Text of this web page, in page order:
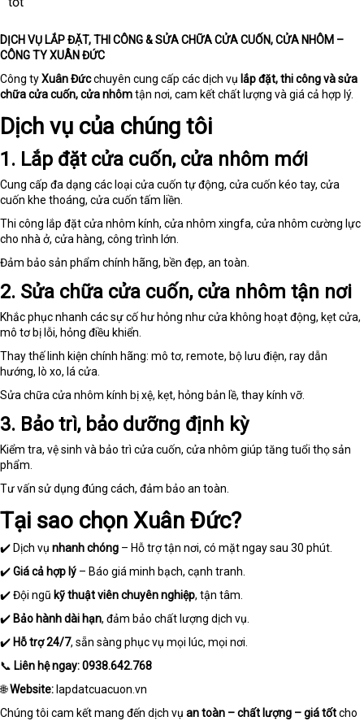
DỊCH VỤ LẮP ĐẶT, THI CÔNG & SỬA CHỮA CỬA CUỐN, CỬA NHÔM –
CÔNG TY XUÂN ĐỨC
Công tyXuân Đứcchuyên cung cấp các dịch vụ lắp đặt, thi công và sửa
chữa cửa cuốn, cửa nhômtận nơi, cam kết chất lượng và giá cả hợp lý.
Dịch vụ của chúng tôi
1. Lắp đặt cửa cuốn, cửa nhôm mới
Cung cấp đa dạng các loại cửa cuốn tự động, cửa cuốn kéo tay, cửa
cuốn khe thoáng, cửa cuốn tấm liền.
Thi công lắp đặt cửa nhôm kính, cửa nhôm xingfa, cửa nhôm cường lực
cho nhà ở, cửa hàng, công trình lớn.
Đảm bảo sản phẩm chính hãng, bền đẹp, an toàn.
2. Sửa chữa cửa cuốn, cửa nhôm tận nơi
Khắc phục nhanh các sự cố hư hỏng như cửa không hoạt động, kẹt cửa,
mô tơ bị lỗi, hỏng điều khiển.
Thay thế linh kiện chính hãng: mô tơ, remote, bộ lưu điện, ray dẫn
hướng, lò xo, lá cửa.
Sửa chữa cửa nhôm kính bị xệ, kẹt, hỏng bản lề, thay kính vỡ.
3. Bảo trì, bảo dưỡng định kỳ
Kiểm tra, vệ sinh và bảo trì cửa cuốn, cửa nhôm giúp tăng tuổi thọ sản
phẩm.
Tư vấn sử dụng đúng cách, đảm bảo an toàn.
Tại sao chọn Xuân Đức?
✔️ Dịch vụ nhanh chóng – Hỗ trợ tận nơi, có mặt ngay sau 30 phút.
✔️Giá cả hợp lý – Báo giá minh bạch, cạnh tranh.
✔️ Đội ngũ kỹ thuật viên chuyên nghiệp, tận tâm.
✔️ Bảo hành dài hạn, đảm bảo chất lượng dịch vụ.
✔️ Hỗ trợ 24/7, sẵn sàng phục vụ mọi lúc, mọi nơi.
📞 Liên hệ ngay:0938.642.768
🌐Website: lapdatcuacuon.vn
Chúng tôi cam kết mang đến dịch vụ an toàn – chất lượng – giá tốtcho